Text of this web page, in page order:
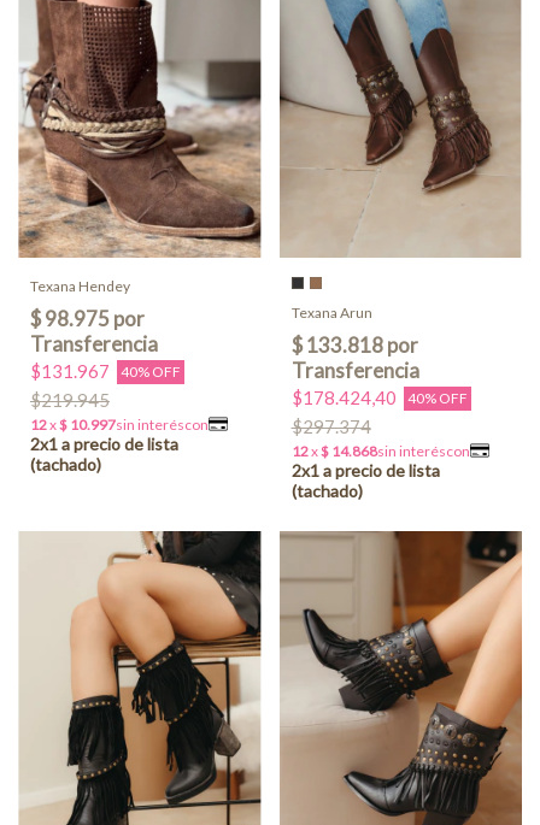
Texana Hendey
$131.967 40% OFF
$219.945
Texana Arun
$178.424,40 40% OFF
$297.374